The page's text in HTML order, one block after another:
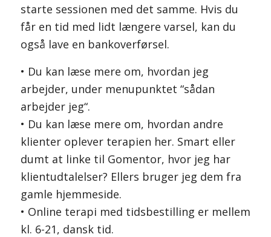
starte sessionen med det samme. Hvis du
får en tid med lidt længere varsel, kan du
også lave en bankoverførsel.
• Du kan læse mere om, hvordan jeg
arbejder, under menupunktet “sådan
arbejder jeg“.
• Du kan læse mere om, hvordan andre
klienter oplever terapien her. Smart eller
dumt at linke til Gomentor, hvor jeg har
klientudtalelser? Ellers bruger jeg dem fra
gamle hjemmeside.
• Online terapi med tidsbestilling er mellem
kl. 6-21, dansk tid.